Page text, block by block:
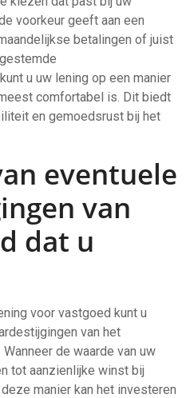
voorkeur geeft aan een
betalingen of juist
u uw lening op een manier
comfortabel is. Dit biedt
en gemoedsrust bij het
eventuele
van
dat u
voor vastgoed kunt u
van het
de waarde van uw
tot aanzienlijke winst bij
manier kan het investeren